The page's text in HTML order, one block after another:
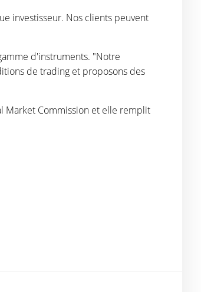
investisseur. Nos clients peuvent
d'instruments. "Notre
de trading et proposons des
Market Commission et elle remplit